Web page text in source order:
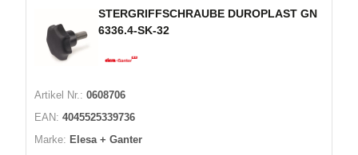
STERGRIFFSCHRAUBE DUROPLAST GN
6336.4-SK-32
Artikel Nr.: 0608706
EAN: 4045525339736
Marke: Elesa + Ganter